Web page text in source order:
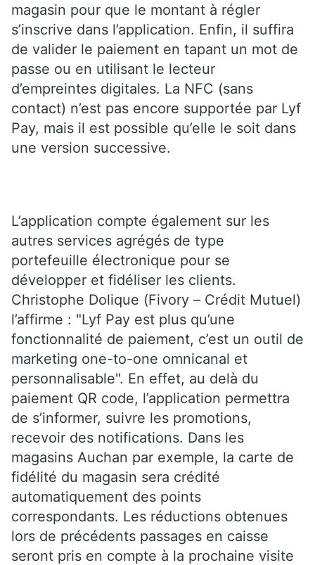
magasin pour que le montant à régler
s’inscrive dans l’application. Enfin, il suffira
de valider le paiement en tapant un mot de
passe ou en utilisant le lecteur
d’empreintes digitales. La NFC (sans
contact) n’est pas encore supportée par Lyf
Pay, mais il est possible qu’elle le soit dans
une version successive.
L’application compte également sur les
autres services agrégés de type
portefeuille électronique pour se
développer et fidéliser les clients.
Christophe Dolique (Fivory – Crédit Mutuel)
l’affirme : "Lyf Pay est plus qu’une
fonctionnalité de paiement, c’est un outil de
marketing one-to-one omnicanal et
personnalisable". En effet, au delà du
paiement QR code, l’application permettra
de s’informer, suivre les promotions,
recevoir des notifications. Dans les
magasins Auchan par exemple, la carte de
fidélité du magasin sera crédité
automatiquement des points
correspondants. Les réductions obtenues
lors de précédents passages en caisse
seront pris en compte à la prochaine visite